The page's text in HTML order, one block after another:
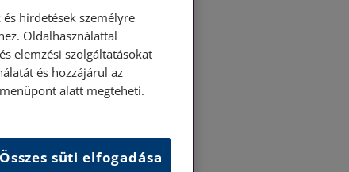
hirdetések személyre
Oldalhasználattal
elemzési szolgáltatásokat
és hozzájárul az
alatt megteheti.
Összes süti elfogadása